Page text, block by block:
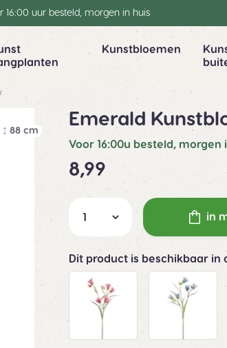
16:00 uur besteld, morgen in huis
Kunstbloemen
88 cm
Emerald
Voor 16:00u besteld, morgen
8,99
in
Dit product is beschikbaar in